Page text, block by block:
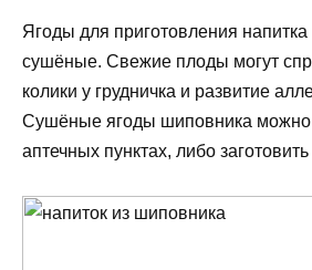
Ягоды для приготовления
сушёные. Свежие плоды могут
колики у грудничка и развитие
Сушёные ягоды шиповника можно
аптечных пунктах, либо